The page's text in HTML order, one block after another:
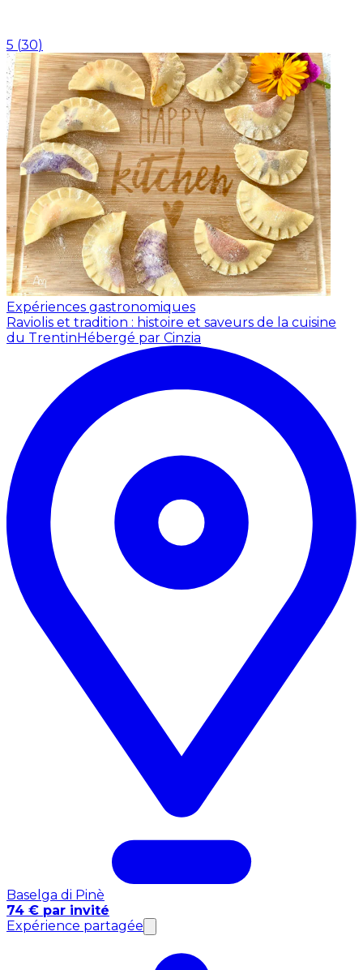
5 (30)
Expériences gastronomiques
Raviolis et tradition : histoire et saveurs de la cuisine
du TrentinHébergé par Cinzia
Baselga di Pinè
74 € par invité
Expérience partagée